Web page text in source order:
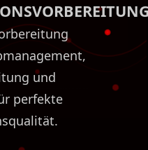
und
perfekte